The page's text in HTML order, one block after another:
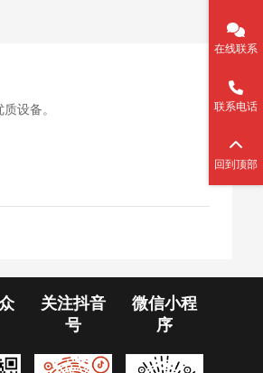
设备。
关注抖音
号
微信小程
序
在线联系
联系电话
回到顶部